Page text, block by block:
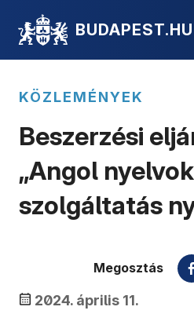
BUDAPEST.HU
KÖZLEMÉNYEK
Beszerzési
„Angol
szolgáltatás
2024. április 11.
Megosztás